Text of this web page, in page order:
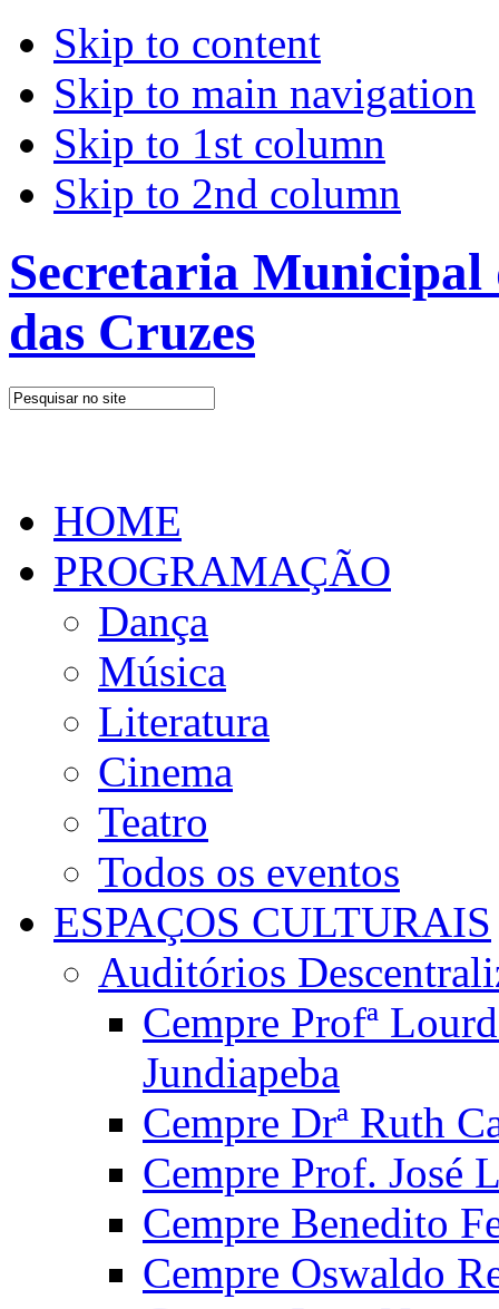
Skip to content
Skip to main navigation
Skip to 1st column
Skip to 2nd column
Secretaria
das Cruzes
HOME
PROGRAMAÇÃO
Dança
Música
Literatura
Cinema
Teatro
Todos os eventos
ESPAÇOS CULTURAIS
Auditórios
Cempre Profª
Jundiapeba
Cempre Drª Ruth
Cempre Prof. José
Cempre Benedito
Cempre Oswaldo